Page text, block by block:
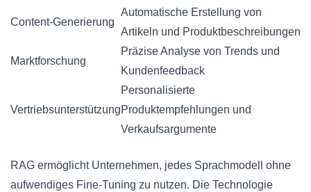
Content-Generierung
Automatische Erstellung von
Artikeln und Produktbeschreibungen
Marktforschung
Präzise Analyse von Trends und
Kundenfeedback
Vertriebsunterstützung
Personalisierte
Produktempfehlungen und
Verkaufsargumente
RAG ermöglicht Unternehmen, jedes Sprachmodell ohne
aufwendiges Fine-Tuning zu nutzen. Die Technologie